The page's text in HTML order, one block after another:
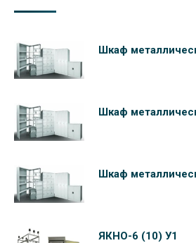
Шкаф
Шкаф
Шкаф
ЯКНО-6 (10) У1